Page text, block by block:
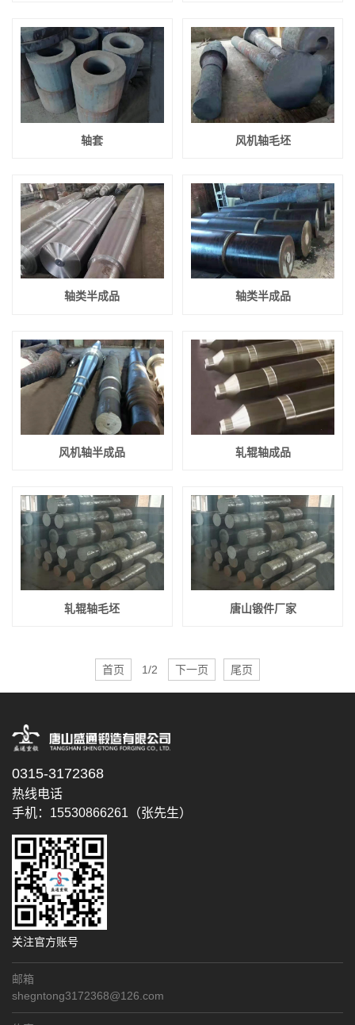
轴套 风机轴毛坯
轴类半成品 轴类半成品
风机轴半成品 轧辊轴成品
轧辊轴毛坯 唐山锻件厂家
首页 1/2 下一页 尾页
0315-3172368
热线电话
手机：15530866261（张先生）
关注官方账号
邮箱
shegntong3172368@126.com